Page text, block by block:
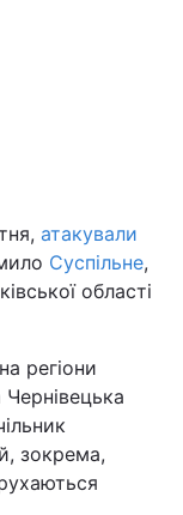
атакували
Суспільне,
області
регіони
зокрема,